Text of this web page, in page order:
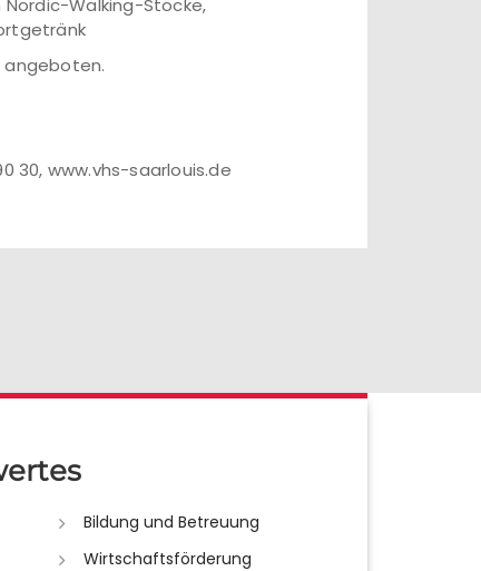
Walking-Stöcke,
angeboten.
30, www.vhs-saarlouis.de
Bildung und Betreuung
Wirtschaftsförderung